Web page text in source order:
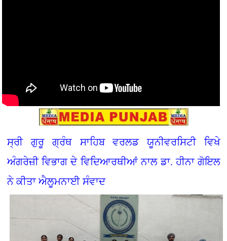
ਸ੍ਰੀ ਗੁਰੂ ਗ੍ਰੰਥ ਸਾਹਿਬ ਵਰਲਡ ਯੂਨੀਵਰਸਿਟੀ ਵਿਖੇ
ਅੰਗਰੇਜ਼ੀ ਵਿਭਾਗ ਦੇ ਵਿਦਿਆਰਥੀਆਂ ਨਾਲ ਡਾ. ਹੀਨਾ ਗੋਇਲ
ਨੇ ਕੀਤਾ ਐਲੂਮਨਾਈ ਸੰਵਾਦ